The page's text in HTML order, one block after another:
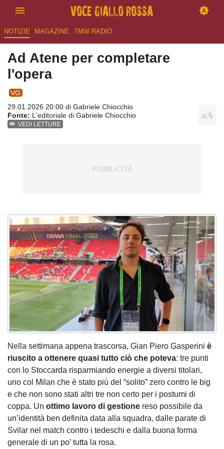
NOTIZIE MAGAZINE TMW RADIO
Ad Atene per completare
l'opera
VG
29.01.2026 20:00 di Gabriele Chiocchio
Fonte: L'editoriale di Gabriele Chiocchio
VEDI LETTURE
Nella settimana appena trascorsa, Gian Piero Gasperini è
riuscito a ottenere quasi tutto ciò che poteva: tre punti
con lo Stoccarda risparmiando energie a diversi titolari,
uno col Milan che è stato più del “solito” zero contro le big
e che non sono stati altri tre non certo per i postumi di
coppa. Un ottimo lavoro di gestione reso possibile da
un’identità ben definita data alla squadra, dalle parate di
Svilar nel match contro i tedeschi e dalla buona forma
generale di un po’ tutta la rosa.